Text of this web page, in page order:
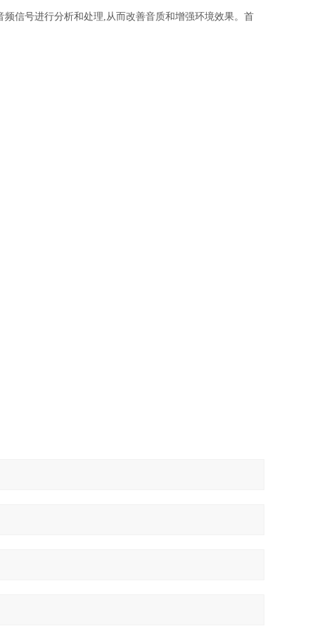
频信号进行分析和处理,从而改善音质和增强环境效果。首